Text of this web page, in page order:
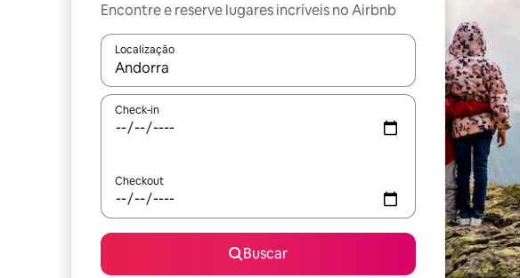
Encontre e reserve lugares incríveis no Airbnb
Localização
Quando os resultados estiverem disponíveis, explore-os usando as
Check-in
Checkout
Buscar